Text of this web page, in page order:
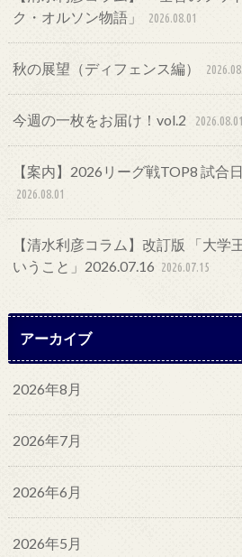
ク・オルソン物語」
2026.08.01
秋の展望（ディフェンス編）
今週の一枚をお届け！vol.2 2026.08.01
【案内】2026リーグ戦TOP8 試合
2026.08.01
【清水利彦コラム】改訂版 「大学
いうこと」2026.07.16 2026.07.15
アーカイブ
2026年8月
2026年7月
2026年6月
2026年5月